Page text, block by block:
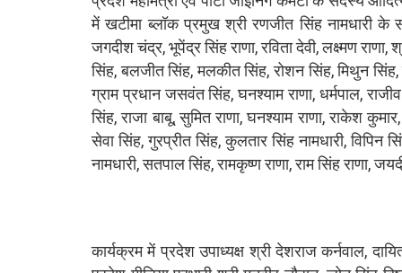
में खटीमा ब्लॉक प्रमुख श्री रणजीत सिंह नामधारी के
जगदीश चंद्र, भूपेंद्र सिंह राणा, रविता देवी, लक्ष्मण
सिंह, बलजीत सिंह, मलकीत सिंह, रोशन सिंह, मिथुन
ग्राम प्रधान जसवंत सिंह, घनश्याम राणा, धर्मपाल,
सिंह, राजा बाबू, सुमित राणा, घनश्याम राणा, राकेश
सेवा सिंह, गुरप्रीत सिंह, कुलतार सिंह नामधारी, विपिन
नामधारी, सतपाल सिंह, रामकृष्ण राणा, राम सिंह
कार्यक्रम में प्रदेश उपाध्यक्ष श्री देशराज कर्नवाल,